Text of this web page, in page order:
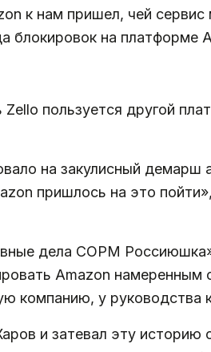
к нам пришел, чей
блокировок на платформе
Zello пользуется другой
на закулисный демарш
пришлось на это
дела СОРМ
Amazon
компанию, у руководства
и затевал эту